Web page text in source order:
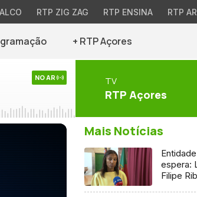
RTP ZIG ZAG RTP ENSINA RTP
+ RTP Açores
NO AR TV
RTP Açores
Mais Notícias
espera:
Filipe